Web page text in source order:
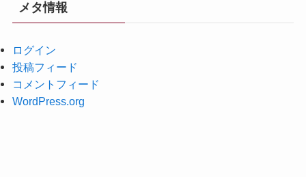
メタ情報
ログイン
投稿フィード
コメントフィード
WordPress.org